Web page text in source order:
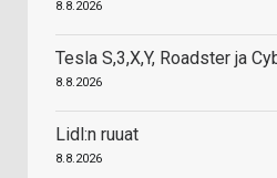
8.8.2026
Tesla S,3,X,Y, Roadster ja
8.8.2026
Lidl:n ruuat
8.8.2026